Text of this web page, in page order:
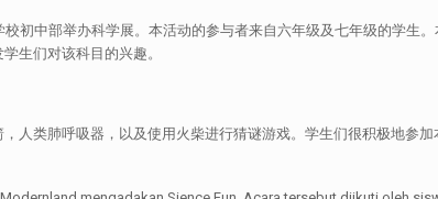
初中部举办科学展。本活动的参与者来自六年级及七年级的学生
生们对该科目的兴趣。
人类肺呼吸器，以及使用火柴进行猜谜游戏。学生们很积极地参